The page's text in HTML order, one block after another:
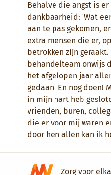
Behalve die angst is er
dankbaarheid: ‘Wat
aan te pas gekomen,
extra mensen die er,
betrokken zijn
behandelteam onwijs
het afgelopen jaar
gedaan. En nog doen!
in mijn hart heb
vrienden, buren,
die er voor mij waren
door hen allen kan ik
Zorg voor